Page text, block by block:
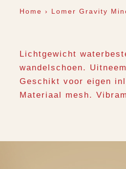
Home › Lomer Gravity
Lichtgewicht
wandelschoen.
Geschikt voor eigen
Materiaal mesh.